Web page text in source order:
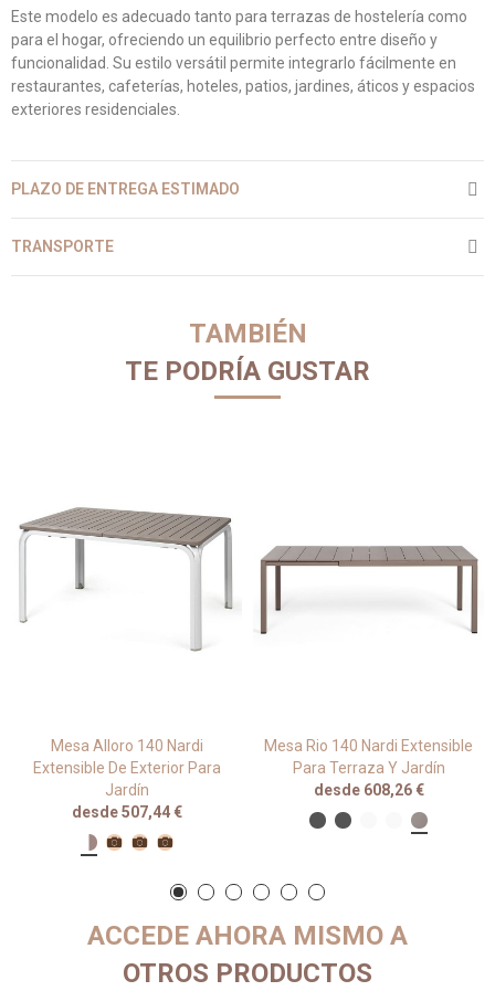
Este modelo es adecuado tanto para terrazas de hostelería como
para el hogar, ofreciendo un equilibrio perfecto entre diseño y
funcionalidad. Su estilo versátil permite integrarlo fácilmente en
restaurantes, cafeterías, hoteles, patios, jardines, áticos y espacios
exteriores residenciales.
PLAZO DE ENTREGA ESTIMADO
TRANSPORTE
TAMBIÉN
TE PODRÍA GUSTAR
Mesa Alloro 140 Nardi
Extensible De Exterior Para
Jardín
desde 507,44 €
Mesa Rio 140 Nardi Extensible
Para Terraza Y Jardín
desde 608,26 €
ACCEDE AHORA MISMO A
OTROS PRODUCTOS